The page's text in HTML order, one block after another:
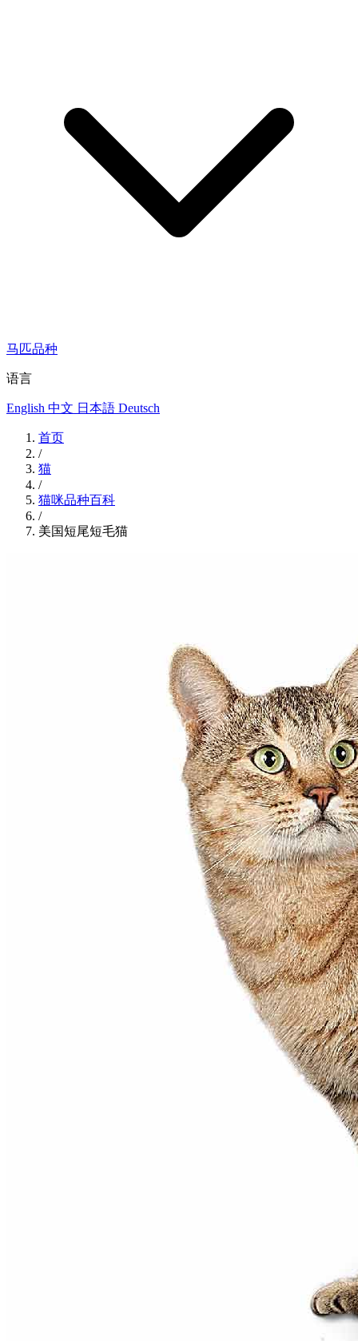
马匹品种
语言
English 中文 日本語 Deutsch
首页
/
猫
/
猫咪品种百科
/
美国短尾短毛猫